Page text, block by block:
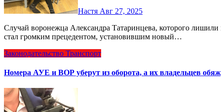
Настя Авг 27, 2025
Случай воронежца Александра Татаринцева, которого лишили водительских прав за пьяную езду на электросамокате,
стал громким прецедентом, установившим новый…
Законодательство Транспорт
Номера АУЕ и ВОР уберут из оборота, а их владельцев